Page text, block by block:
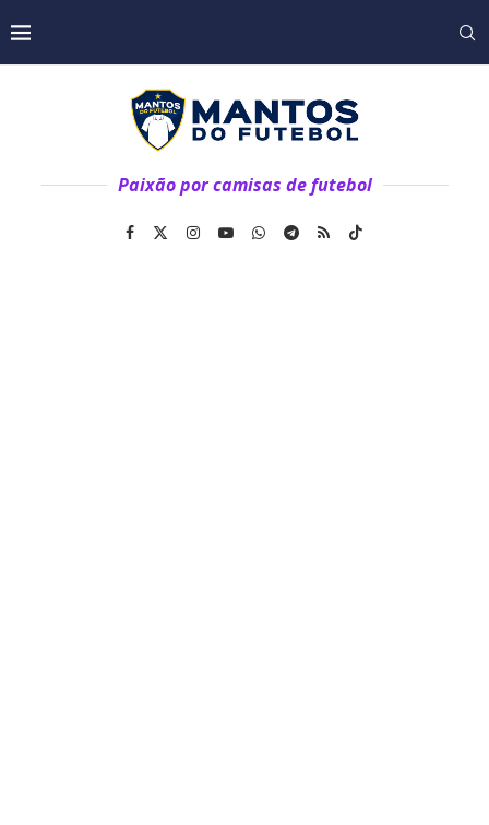
Paixão por camisas de futebol